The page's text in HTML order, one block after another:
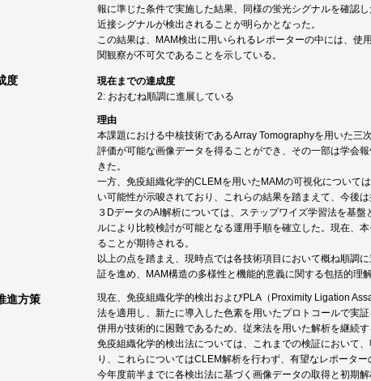
報に準じた条件で実施した結果、同様の蛍光シグナルを確認
近接シグナルが検出されることが明らかとなった。
この結果は、MAM検出に用いられるレポーターの中には、
関観察が不可欠であることを示している。
度
現在までの達成度
2: おおむね順調に進展している
理由
本課題における中核技術であるArray Tomographyを用いた三
評価が可能な画像データを得ることができ、その一部は学会
きた。
一方、免疫組織化学的CLEMを用いたMAMの可視化について
い可能性が示唆されており、これらの結果を踏まえて、今後
３DデータのAI解析については、ステップワイズ学習法を基
ルにより比較検討が可能となる運用手順を確立した。現在、
ることが期待される。
以上の点を踏まえ、現時点では各技術項目において概ね順調
証を進め、MAM構造の多様性と機能的意義に関する包括的理
進方策
現在、免疫組織化学的検出およびPLA（Proximity Ligation
法を適用し、新たに導入した色素を用いたプロトコールで実
併用が技術的に困難であるため、従来法を用いた解析を継続す
免疫組織化学的検出法については、これまでの検証において
り、これらについてはCLEM解析を行わず、有望なレポータ
今年度前半までに各検出法に基づく画像データの取得と初期